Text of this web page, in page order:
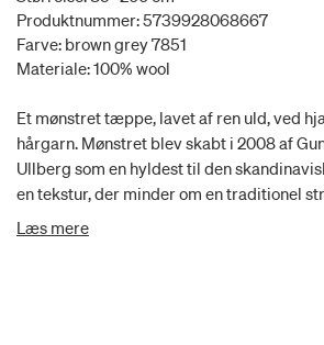
Produktnummer: 5739928068667
Farve: brown grey 7851
Materiale: 100% wool
Et mønstret tæppe, lavet af ren uld, ved
hårgarn. Mønstret blev skabt i 2008 af
Ullberg som en hyldest til den
en tekstur, der minder om en traditionel
håndvævede tæppe har også striber på
Læs mere